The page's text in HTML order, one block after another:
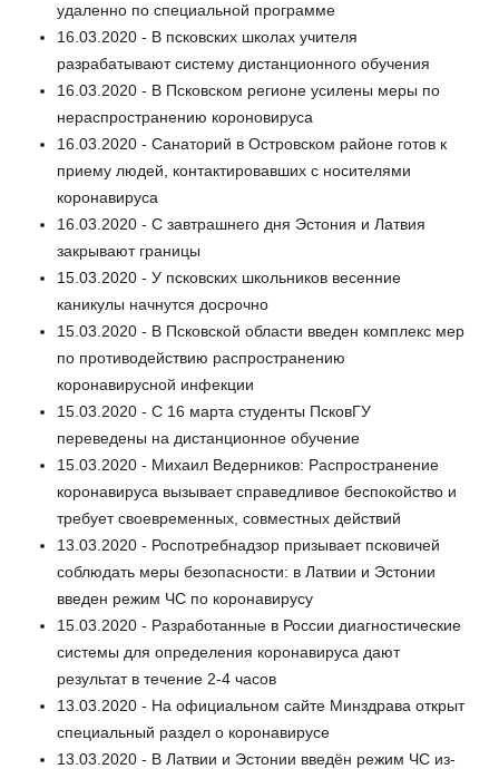
удаленно по специальной программе
16.03.2020 - В псковских школах учителя
разрабатывают систему дистанционного обучения
16.03.2020 - В Псковском регионе усилены меры по
нераспространению короновируса
16.03.2020 - Санаторий в Островском районе готов к
приему людей, контактировавших с носителями
коронавируса
16.03.2020 - С завтрашнего дня Эстония и Латвия
закрывают границы
15.03.2020 - У псковских школьников весенние
каникулы начнутся досрочно
15.03.2020 - В Псковской области введен комплекс мер
по противодействию распространению
коронавирусной инфекции
15.03.2020 - С 16 марта студенты ПсковГУ
переведены на дистанционное обучение
15.03.2020 - Михаил Ведерников: Распространение
коронавируса вызывает справедливое беспокойство и
требует своевременных, совместных действий
13.03.2020 - Роспотребнадзор призывает псковичей
соблюдать меры безопасности: в Латвии и Эстонии
введен режим ЧС по коронавирусу
15.03.2020 - Разработанные в России диагностические
системы для определения коронавируса дают
результат в течение 2-4 часов
13.03.2020 - На официальном сайте Минздрава открыт
специальный раздел о коронавирусе
13.03.2020 - В Латвии и Эстонии введён режим ЧС из-